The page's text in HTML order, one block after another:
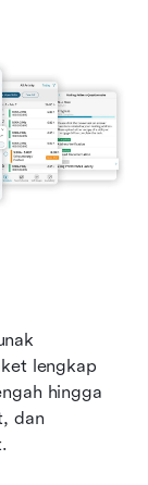
lengkap
hingga
dan